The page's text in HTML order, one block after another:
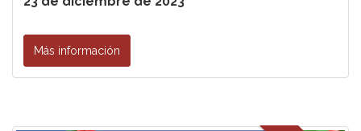
Más información